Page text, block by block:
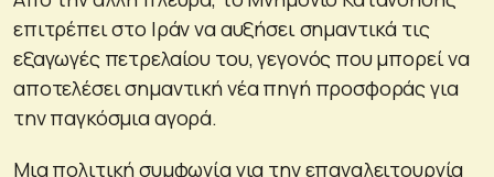
επιτρέπει στο Ιράν να αυξήσει σημαντικά τις
εξαγωγές πετρελαίου του, γεγονός που μπορεί να
αποτελέσει σημαντική νέα πηγή προσφοράς για
την παγκόσμια αγορά.
Μια πολιτική συμφωνία για την επαναλειτουργία